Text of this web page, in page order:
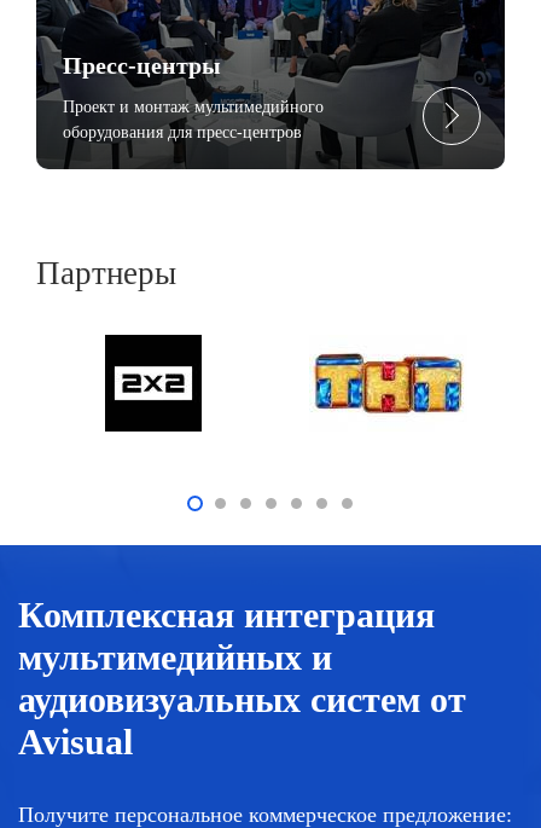
Пресc-центры
Проект и монтаж мультимедийного
оборудования для пресс-центров
Партнеры
Комплексная интеграция
мультимедийных и
аудиовизуальных систем от
Avisual
Получите персональное коммерческое предложение: